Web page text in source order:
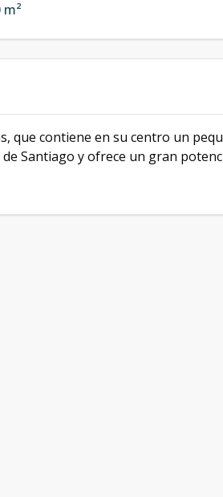
m²
que contiene en su centro un
Santiago y ofrece un gran